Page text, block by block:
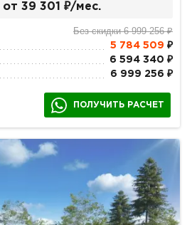
от 39 301 ₽/мес.
Без скидки 6 999 256 ₽
5 784 509 ₽
6 594 340 ₽
6 999 256 ₽
ПОЛУЧИТЬ РАСЧЕТ